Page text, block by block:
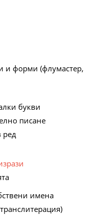
и форми (флумастер,
букви
писане
ред
имена